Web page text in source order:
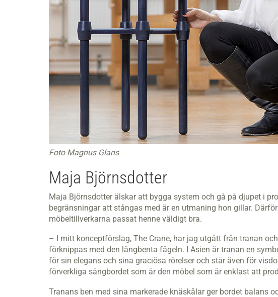
Foto Magnus Glans
Maja Björnsdotter
Maja Björnsdotter älskar att bygga system och gå på djupet i
begränsningar att stångas med är en utmaning hon gillar.
möbeltillverkarna passat henne väldigt bra.
– I mitt konceptförslag, The Crane, har jag utgått från tranan
förknippas med den långbenta fågeln. I Asien är tranan en
för sin elegans och sina graciösa rörelser och står även för
förverkliga sängbordet som är den möbel som är enklast att
Tranans ben med sina markerade knäskålar ger bordet balans